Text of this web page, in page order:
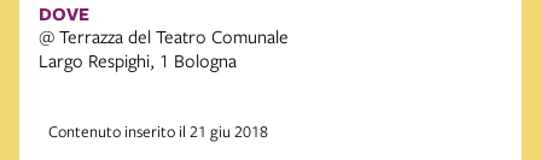
DOVE
@ Terrazza del Teatro Comunale
Largo Respighi, 1 Bologna
Contenuto inserito il 21 giu 2018